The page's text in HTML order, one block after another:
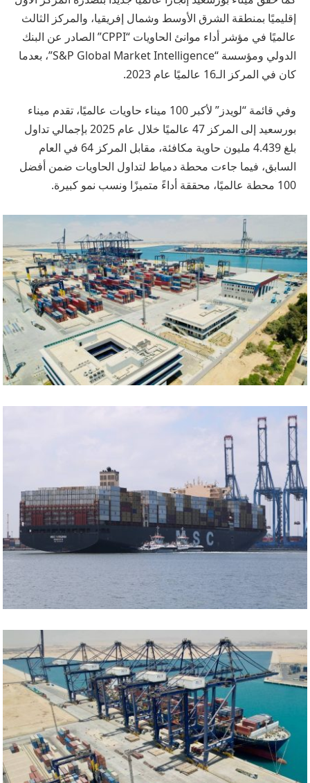
إقليميًا بمنطقة الشرق الأوسط وشمال إفريقيا، والمركز الثالث
عالميًا في مؤشر أداء موانئ الحاويات “CPPI” الصادر عن البنك
الدولي ومؤسسة “S&P Global Market Intelligence”، بعدما
كان في المركز الـ16 عالميًا عام 2023.
وفي قائمة “لويدز” لأكبر 100 ميناء حاويات عالميًا، تقدم ميناء
بورسعيد إلى المركز 47 عالميًا خلال عام 2025 بإجمالي تداول
بلغ 4.439 مليون حاوية مكافئة، مقابل المركز 64 في العام
السابق، فيما جاءت محطة دمياط لتداول الحاويات ضمن أفضل
100 محطة عالميًا، محققة أداءً متميزًا ونسب نمو كبيرة.